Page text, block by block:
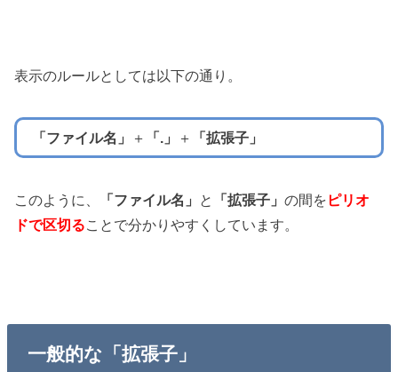
表示のルールとしては以下の通り。
「ファイル名」 ＋ 「.」 ＋ 「拡張子」
このように、 「ファイル名」 と 「拡張子」の間を ピリオ
ドで区切ることで分かりやすくしています。
一般的な「拡張子」